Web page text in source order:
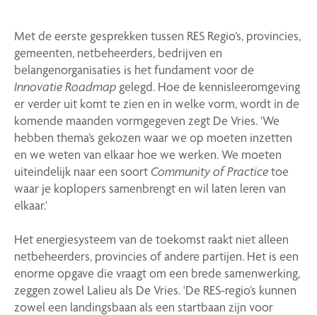
Met de eerste gesprekken tussen RES Regio’s, provincies,
gemeenten, netbeheerders, bedrijven en
belangenorganisaties is het fundament voor de
Innovatie Roadmap gelegd. Hoe de kennisleeromgeving
er verder uit komt te zien en in welke vorm, wordt in de
komende maanden vormgegeven zegt De Vries. 'We
hebben thema’s gekozen waar we op moeten inzetten
en we weten van elkaar hoe we werken. We moeten
uiteindelijk naar een soortCommunity of Practicetoe
waar je koplopers samenbrengt en wil laten leren van
elkaar.'
Het energiesysteem van de toekomst raakt niet alleen
netbeheerders, provincies of andere partijen. Het is een
enorme opgave die vraagt om een brede samenwerking,
zeggen zowel Lalieu als De Vries. 'De RES-regio’s kunnen
zowel een landingsbaan als een startbaan zijn voor